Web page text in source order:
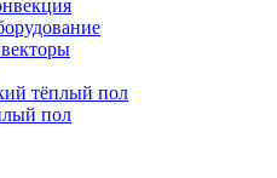
тёплый пол
пол